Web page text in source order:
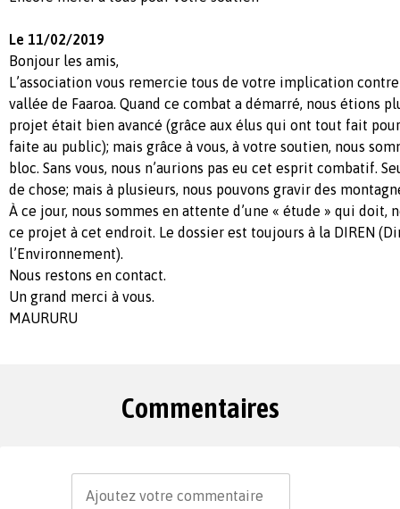
Le 11/02/2019
Bonjour les amis,
L’association vous remercie tous de votre implication
vallée de Faaroa. Quand ce combat a démarré, nous étions
projet était bien avancé (grâce aux élus qui ont tout fait
faite au public); mais grâce à vous, à votre soutien, nous
bloc. Sans vous, nous n’aurions pas eu cet esprit combatif.
de chose; mais à plusieurs, nous pouvons gravir des
À ce jour, nous sommes en attente d’une « étude » qui doit,
ce projet à cet endroit. Le dossier est toujours à la DIREN
l’Environnement).
Nous restons en contact.
Un grand merci à vous.
MAURURU
Commentaires